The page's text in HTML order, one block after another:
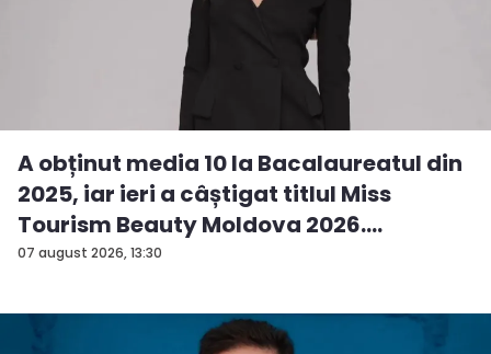
07 august 2026, 13:30
A obținut media 10 la Bacalaureatul din
2025, iar ieri a câștigat titlul Miss
Tourism Beauty Moldova 2026.
Andreea...